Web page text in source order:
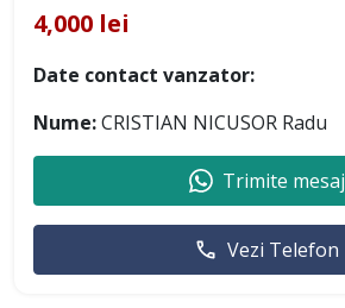
4,000 lei
Date contact vanzator:
Nume:CRISTIAN NICUSOR Radu
Trimite mesaj
Vezi Telefon